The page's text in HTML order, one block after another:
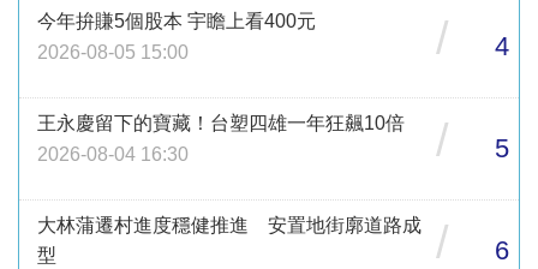
今年拚賺5個股本 宇瞻上看400元
2026-08-05 15:00
/ 4
王永慶留下的寶藏！台塑四雄一年狂飆10倍
2026-08-04 16:30
/ 5
大林蒲遷村進度穩健推進 安置地街廓道路成
型
/ 6